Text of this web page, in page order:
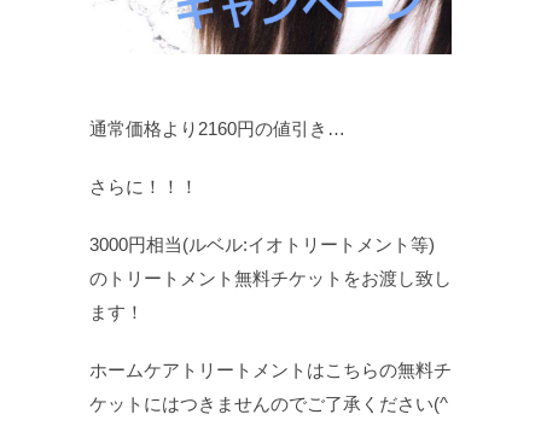
通常価格より2160円の値引き…
さらに！！！
3000円相当(ルベル:イオトリートメント等)
のトリートメント無料チケットをお渡し致し
ます！
ホームケアトリートメントはこちらの無料チ
ケットにはつきませんのでご了承ください(^